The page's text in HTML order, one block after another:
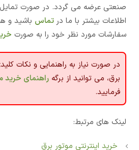
صنعتی عرضه می گردد. در صورت
اطلاعات بیشتر با ما در تماس باشید و
سفارشات مورد نظر خود را به صورت
در صورت نیاز به راهنمایی و نکات
برق، می توانید از برگه راهنمای خرید
فرمایید.
لینک های مرتبط:
خرید اینترنتی موتور برق